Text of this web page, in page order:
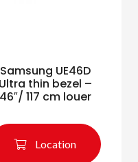
Samsung UE46D
thin bezel –
117 cm louer
Location